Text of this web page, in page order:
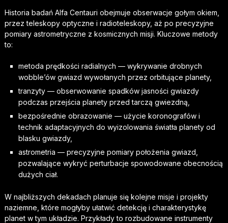
Historia badań Alfa Centauri obejmuje obserwacje gołym okiem,
przez teleskopy optyczne i radioteleskopy, aż po precyzyjne
pomiary astrometryczne z kosmicznych misji. Kluczowe metody
to:
metoda prędkości radialnych — wykrywanie drobnych
wobble’ów gwiazd wywołanych przez orbitujące planety,
tranzyty — obserwowanie spadków jasności gwiazdy
podczas przejścia planety przed tarczą gwiezdną,
bezpośrednie obrazowanie — użycie koronografów i
technik adaptacyjnych do wyizolowania światła planety od
blasku gwiazdy,
astrometria — precyzyjne pomiary położenia gwiazd,
pozwalające wykryć perturbacje spowodowane obecnością
dużych ciał.
W najbliższych dekadach planuje się kolejne misje i projekty
naziemne, które mogłyby ułatwić detekcję i charakterystykę
planet w tym układzie. Przykłady to rozbudowane instrumenty